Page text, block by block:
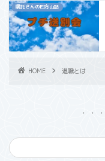
嘱託さんの四方山話
HOME 退職とは